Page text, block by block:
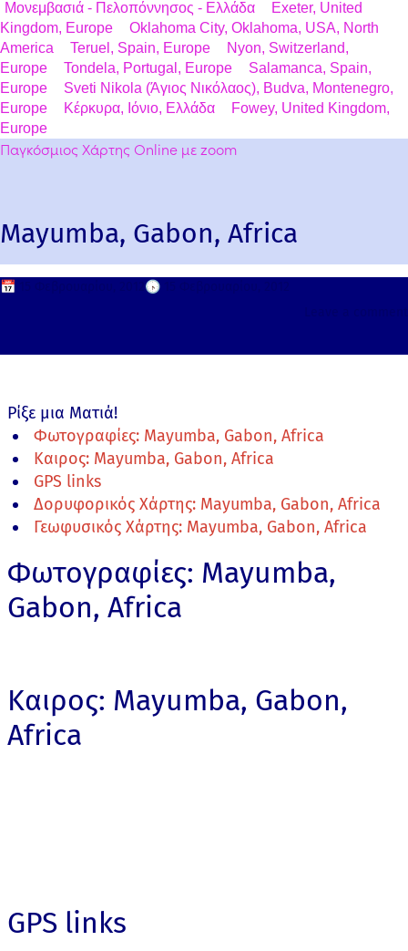
Μονεμβασιά - Πελοπόννησος - Ελλάδα
Exeter, United
Kingdom, Europe
Oklahoma City, Oklahoma, USA, North
America
Teruel, Spain, Europe
Nyon, Switzerland,
Europe
Tondela, Portugal, Europe
Salamanca, Spain,
Europe
Sveti Nikola (Άγιος Νικόλαος), Budva, Montenegro,
Europe
Κέρκυρα, Ιόνιο, Ελλάδα
Fowey, United Kingdom,
Europe
Παγκόσμιος Χάρτης Online με zoom
Mayumba, Gabon, Africa
📅 🕟
Ρίξε μια Ματιά!
Φωτογραφίες: Mayumba, Gabon, Africa
Καιρος: Mayumba, Gabon, Africa
GPS links
Δορυφορικός Χάρτης: Mayumba, Gabon, Africa
Γεωφυσικός Χάρτης: Mayumba, Gabon, Africa
Φωτογραφίες: Mayumba,
Gabon, Africa
Καιρος: Mayumba, Gabon,
Africa
GPS links